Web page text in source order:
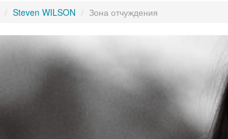
Steven WILSON Зона отчуждения